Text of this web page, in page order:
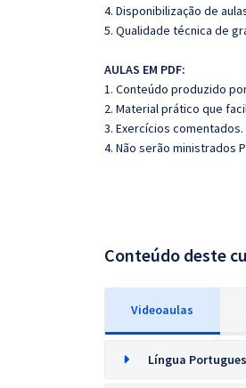
4. Disponibilização de
5. Qualidade técnica de
AULAS EM PDF:
1. Conteúdo produzido
2. Material prático que
3. Exercícios comentados.
4. Não serão ministrados
Conteúdo deste
Videoaulas
Língua